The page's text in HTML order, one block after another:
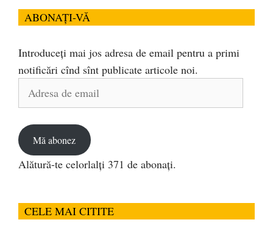
ABONAȚI-VĂ
Introduceți mai jos adresa de email pentru a primi
notificări cînd sînt publicate articole noi.
Adresa
Mă abonez
Alătură-te celorlalți 371 de abonați.
CELE MAI CITITE